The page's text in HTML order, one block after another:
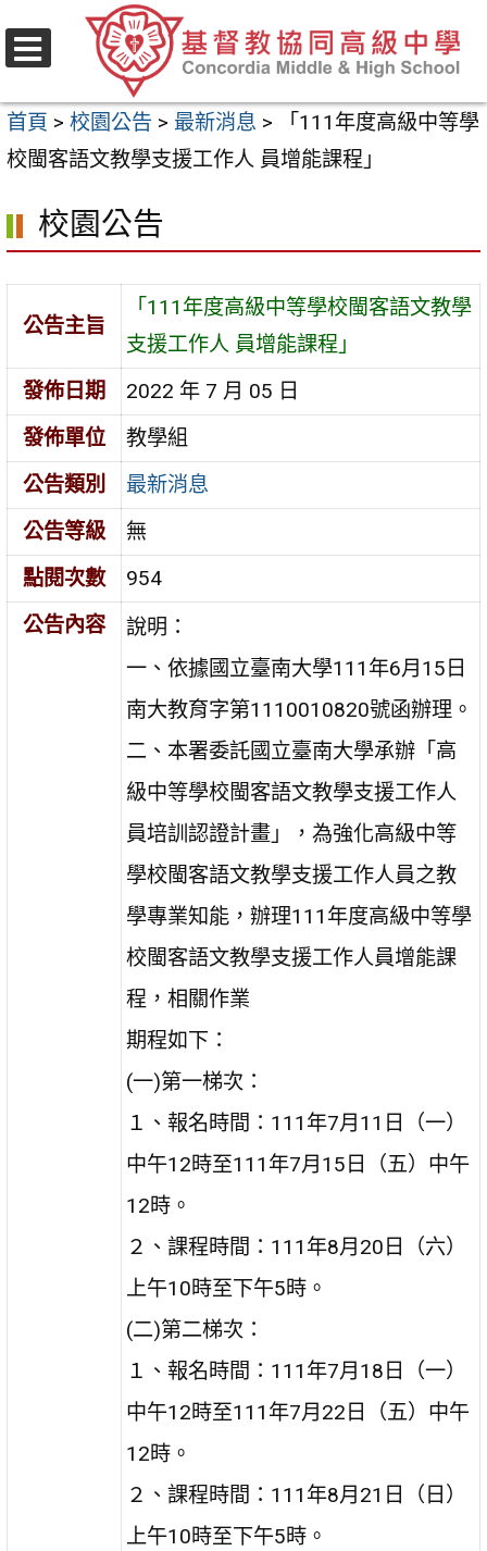
至
要
內
區
首頁 > 校園公告 > 最新消息 >
「111年度高級中等學
校閩客語文教學支援工作人 員增能課程」
校園公告
公告主旨
「111年度高級中等學校閩客語文教學
支援工作人 員增能課程」
發佈日期
2022 年 7 月 05 日
發佈單位
教學組
公告類別
最新消息
公告等級
無
點閱次數
954
公告內容
說明：
一、依據國立臺南大學111年6月15日
南大教育字第1110010820號函辦理。
二、本署委託國立臺南大學承辦「高
級中等學校閩客語文教學支援工作人
員培訓認證計畫」，為強化高級中等
學校閩客語文教學支援工作人員之教
學專業知能，辦理111年度高級中等學
校閩客語文教學支援工作人員增能課
程，相關作業
期程如下：
(一)第一梯次：
１、報名時間：111年7月11日（一）
中午12時至111年7月15日（五）中午
12時。
２、課程時間：111年8月20日（六）
上午10時至下午5時。
(二)第二梯次：
１、報名時間：111年7月18日（一）
中午12時至111年7月22日（五）中午
12時。
２、課程時間：111年8月21日（日）
上午10時至下午5時。
選
單